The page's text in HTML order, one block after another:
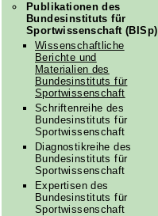
Publikationen des
Bundesinstituts für
Sportwissenschaft (BISp)
Wissenschaftliche
Berichte und
Materialien des
Bundesinstituts für
Sportwissenschaft
Schriftenreihe des
Bundesinstituts für
Sportwissenschaft
Diagnostikreihe des
Bundesinstituts für
Sportwissenschaft
Expertisen des
Bundesinstituts für
Sportwissenschaft